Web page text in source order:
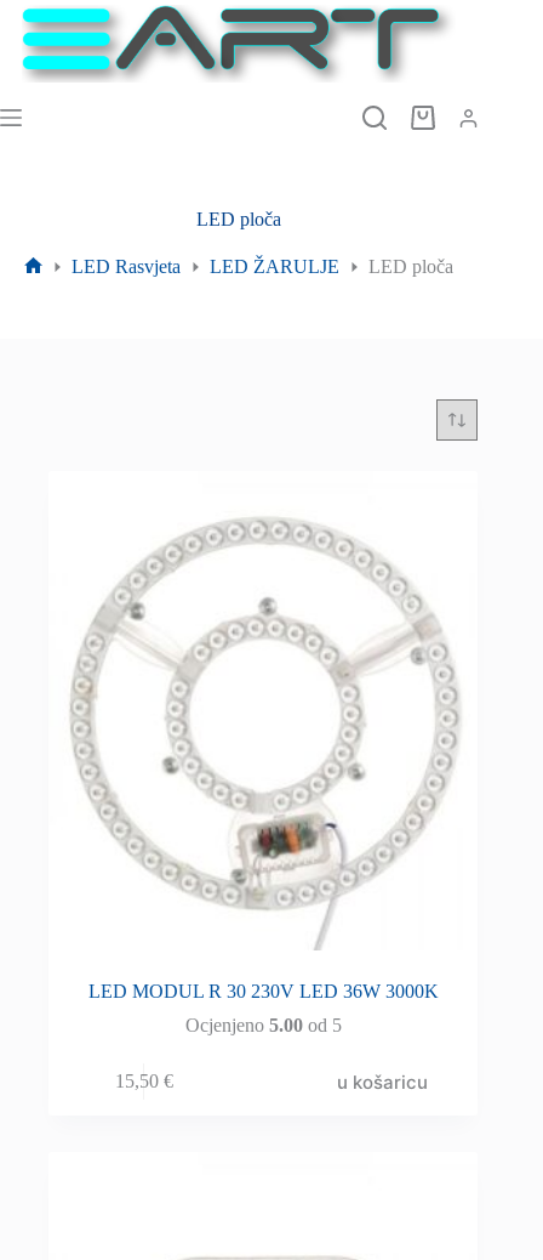
Preskoči
sadržaj
Košarica
LED ploča
LED Rasvjeta LED ŽARULJE LED ploča
LED MODUL R 30 230V LED 36W 3000K
Ocjenjeno 5.00od 5
15,50 € u košaricu